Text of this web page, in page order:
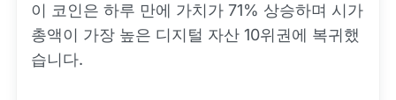
이 코인은 하루 만에 가치가 71% 상승하며 시가
총액이 가장 높은 디지털 자산 10위권에 복귀했
습니다.